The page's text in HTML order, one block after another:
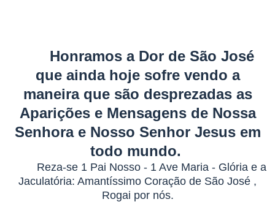
Honramos a Dor de São José
que ainda hoje sofre vendo a
maneira que são desprezadas as
Aparições e Mensagens de Nossa
Senhora e Nosso Senhor Jesus em
todo mundo.
Reza-se 1 Pai Nosso - 1 Ave Maria - Glória e a
Jaculatória: Amantíssimo Coração de São José ,
Rogai por nós.